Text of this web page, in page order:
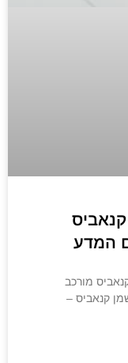
המדע
מורכב
קנאביס –